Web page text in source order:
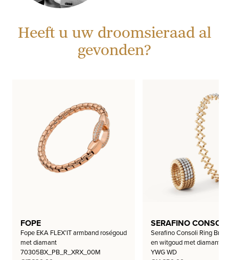
Heeft u uw droomsieraad al
gevonden?
FOPE
Fope EKA FLEX’IT armband roségoud
met diamant
70305BX_PB_R_XRX_00M
SERAFINO CONSOLI
Serafino Consoli Ring
en witgoud met diamant
YWG WD